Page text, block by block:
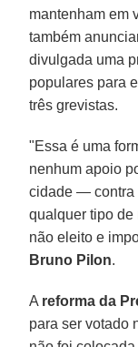
mantenham em
também
divulgada uma
populares para
três grevistas.
"Essa é uma
nenhum apoio
cidade — contra
qualquer tipo de
não eleito e
Bruno Pilon.
A reforma da
para ser votado